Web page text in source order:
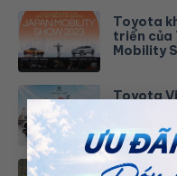
Toyota
triển của
Mobility
Toyota
lại của
Toyota